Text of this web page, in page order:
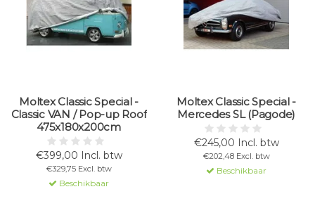
Moltex Classic Special -
Classic VAN / Pop-up Roof
475x180x200cm
€399,00 Incl. btw
€329,75 Excl. btw
Beschikbaar
Moltex Classic Special -
Mercedes SL (Pagode)
€245,00 Incl. btw
€202,48 Excl. btw
Beschikbaar